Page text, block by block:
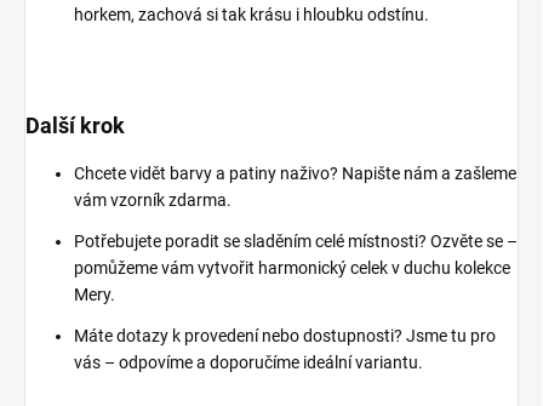
horkem, zachová si tak krásu i hloubku odstínu.
Další krok
Chcete vidět barvy a patiny naživo? Napište nám a zašleme
vám vzorník zdarma.
Potřebujete poradit se sladěním celé místnosti? Ozvěte se –
pomůžeme vám vytvořit harmonický celek v duchu kolekce
Mery.
Máte dotazy k provedení nebo dostupnosti? Jsme tu pro
vás – odpovíme a doporučíme ideální variantu.